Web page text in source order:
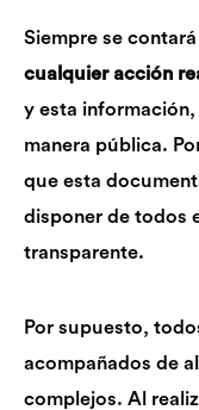
Siempre se
cualquier acción
y esta
manera pública.
que esta
disponer de todos
transparente.
Por supuesto,
acompañados de
complejos. Al